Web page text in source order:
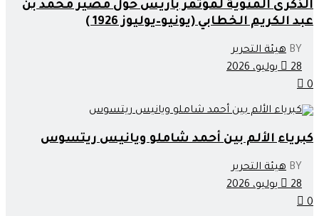
الذكرى المئوية لمؤتمر باريس حول مصير محمد بن
عبد الكريم الخطابي (يونيو–يوليوز 1926 )
BY هيئة التحرير
28 يوليو، 2026
0
كبرياء الألم بين أحمد شاملو ويانيس ريتسوس
BY هيئة التحرير
28 يوليو، 2026
0